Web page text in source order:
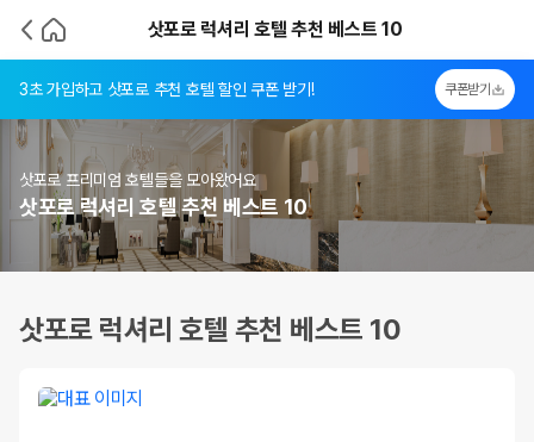
삿포로 럭셔리 호텔 추천 베스트 10
3초 가입하고 삿포로 추천 호텔 할인 쿠폰 받기! 쿠폰받기
삿포로 프리미엄 호텔들을 모아왔어요
삿포로 럭셔리 호텔 추천 베스트 10
삿포로 럭셔리 호텔 추천 베스트 10